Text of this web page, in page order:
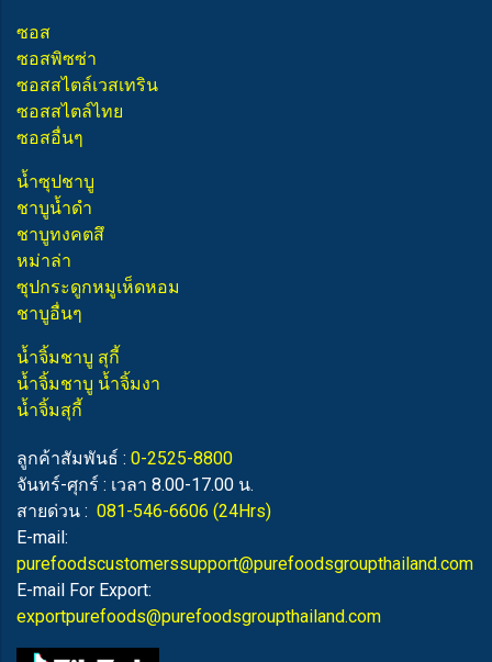
ซอส
ซอสพิซซ่า
ซอสสไตล์เวสเทริน
ซอสสไตล์ไทย
ซอสอื่นๆ
น้ำซุปชาบู
ชาบูน้ำดำ
ชาบูทงคตสึ
หม่าล่า
ซุปกระดูกหมูเห็ดหอม
ชาบูอื่นๆ
น้ำจิ้มชาบู สุกี้
น้ำจิ้มชาบู น้ำจิ้มงา
น้ำจิ้มสุกี้
ลูกค้าสัมพันธ์ : 0-2525-8800
จันทร์-ศุกร์ : เวลา 8.00-17.00 น.
สายด่วน : 081-546-6606 (24Hrs)
E-mail:
purefoodscustomerssupport@purefoodsgroupthailand.com
E-mail For Export:
exportpurefoods@purefoodsgroupthailand.com